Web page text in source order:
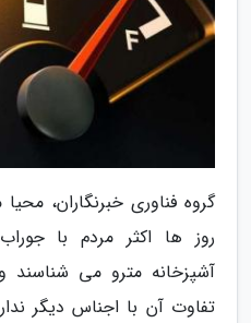
گروه فناوری خبرنگاران،
روز ها اکثر مردم با
آشپزخانه مترو می
تفاوت آن با اجناس دیگر